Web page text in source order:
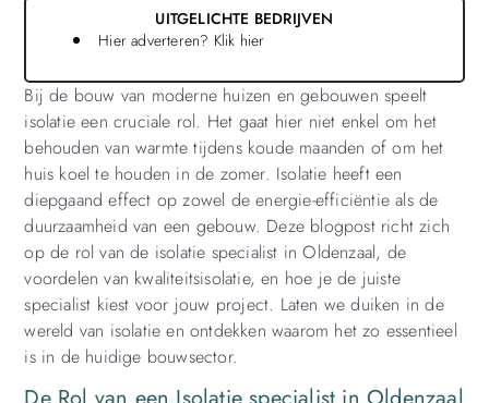
Bij de bouw van moderne huizen en gebouwen speelt
isolatie een cruciale rol. Het gaat hier niet enkel om het
behouden van warmte tijdens koude maanden of om het
huis koel te houden in de zomer. Isolatie heeft een
diepgaand effect op zowel de energie-efficiëntie als de
duurzaamheid van een gebouw. Deze blogpost richt zich
op de rol van de isolatie specialist in Oldenzaal, de
voordelen van kwaliteitsisolatie, en hoe je de juiste
specialist kiest voor jouw project. Laten we duiken in de
wereld van isolatie en ontdekken waarom het zo essentieel
is in de huidige bouwsector.
UITGELICHTE BEDRIJVEN
Hier adverteren? Klik hier